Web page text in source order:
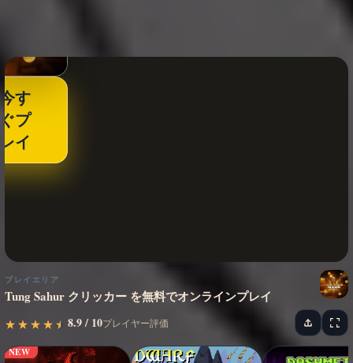
今す
ぐプ
レイ
プレイエリア
Tung Sahur クリッカー を無料でオンラインプレイ
★
★ ★
★ ★
★ ★
★ ★
★ 8.9 / 10プレイヤー評価
NEW